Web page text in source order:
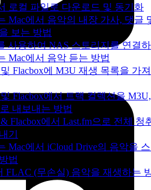
로컬 파일로 다운로드 및 동기화
Mac에서 음악의 내장 가사, 댓글
보는 방법
사용하여 NAS 스토리지를 연결
Mac에서 음악 듣는 방법
및 Flacbox에 M3U 재생 목록을 가
및 Flacbox에서 트랙 컬렉션을 M3U,
내보내는 방법
& Flacbox에서 Last.fm으로 전체 청
기
Mac에서 iCloud Drive의 음악을
법
FLAC (무손실) 음악을 재생하는